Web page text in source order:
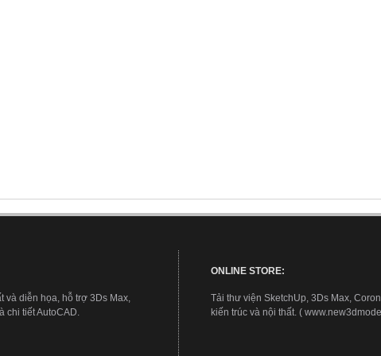
và diễn họa, hỗ trợ 3Ds Max,
chi tiết AutoCAD.
ONLINE STORE:
Tải thư viện SketchUp, 3Ds Max,
kiến trúc và nội thất. (